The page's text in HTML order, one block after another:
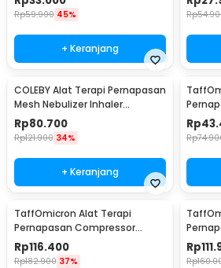
JSL-W302
Rp59.900 45%
+ Keranjang
Rp
COLEBY Alat Terapi Pernapasan
Mesh Nebulizer Inhaler
Atomizer - TZ-W08
Rp80.700
Rp121.900 34%
+ Keranjang
- JSL-
Rp
Rp
TaffOmicron Alat Terapi
Pernapasan Compressor
Nebulizer Inhaler - SZ5
Rp116.400
Rp182.900 37%
Rp
Rp